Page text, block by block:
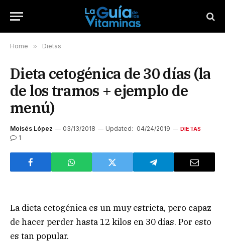
Home » Dietas
Dieta cetogénica de 30 días (la
de los tramos + ejemplo de
menú)
Moisés López 03/13/2018 Updated: 04/24/2019 DIETAS
1
La dieta cetogénica es un muy estricta, pero capaz
de hacer perder hasta 12 kilos en 30 días. Por esto
es tan popular.